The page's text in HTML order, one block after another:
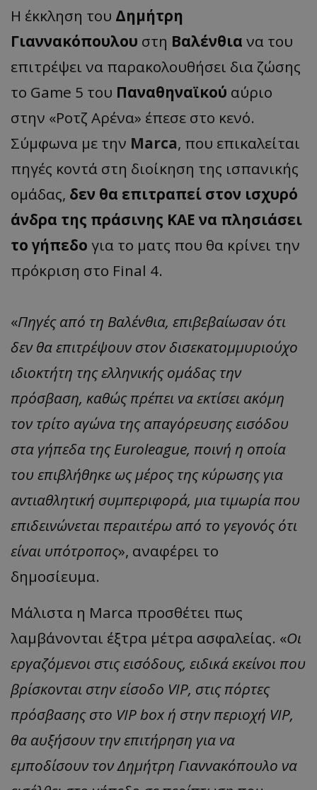
Η έκκληση του Δημήτρη
Γιαννακόπουλου στη Βαλένθια να του
επιτρέψει να παρακολουθήσει δια ζώσης
το Game 5 του Παναθηναϊκού αύριο
στην «Ροτζ Αρένα» έπεσε στο κενό.
Σύμφωνα με την Marca, που επικαλείται
πηγές κοντά στη διοίκηση της ισπανικής
ομάδας, δεν θα επιτραπεί στον ισχυρό
άνδρα της πράσινης ΚΑΕ να πλησιάσει
το γήπεδο για το ματς που θα κρίνει την
πρόκριση στο Final 4.
«Πηγές από τη Βαλένθια, επιβεβαίωσαν ότι
δεν θα επιτρέψουν στον δισεκατομμυριούχο
ιδιοκτήτη της ελληνικής ομάδας την
πρόσβαση, καθώς πρέπει να εκτίσει ακόμη
τον τρίτο αγώνα της απαγόρευσης εισόδου
στα γήπεδα της Euroleague, ποινή η οποία
του επιβλήθηκε ως μέρος της κύρωσης για
αντιαθλητική συμπεριφορά, μια τιμωρία που
επιδεινώνεται περαιτέρω από το γεγονός ότι
είναι υπότροπος», αναφέρει το
δημοσίευμα.
Μάλιστα η Marca προσθέτει πως
λαμβάνονται έξτρα μέτρα ασφαλείας. «Οι
εργαζόμενοι στις εισόδους, ειδικά εκείνοι που
βρίσκονται στην είσοδο VIP, στις πόρτες
πρόσβασης στο VIP box ή στην περιοχή VIP,
θα αυξήσουν την επιτήρηση για να
εμποδίσουν τον Δημήτρη Γιαννακόπουλο να